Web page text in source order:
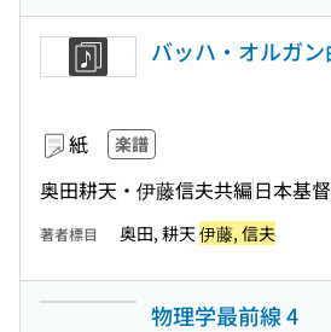
バッハ・オルガ
紙 楽譜
奥田耕天・伊藤信夫共編日本基
著者標目 奥田, 耕天伊藤, 信夫
物理学最前線 4